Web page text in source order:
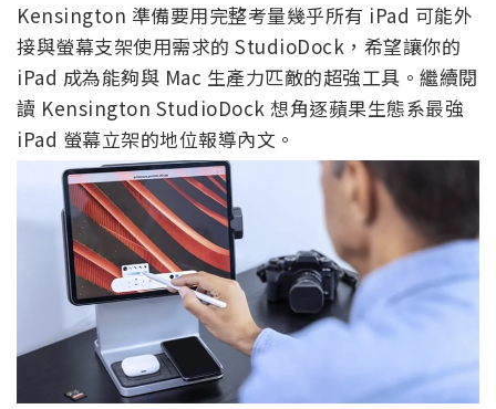
Kensington 準備要用完整考量幾乎所有 iPad 可能外
接與螢幕支架使用需求的 StudioDock，希望讓你的
iPad 成為能夠與 Mac 生產力匹敵的超強工具。繼續閱
讀 Kensington StudioDock 想角逐蘋果生態系最強
iPad 螢幕立架的地位報導內文。